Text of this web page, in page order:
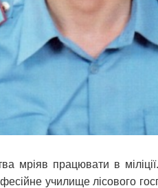
мріяв працювати в
училище лісового